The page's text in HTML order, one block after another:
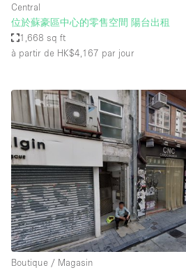
Central
位於蘇豪區中心的零售空間 陽台出租
1,668 sq ft
à partir de HK$4,167 par jour
Boutique / Magasin